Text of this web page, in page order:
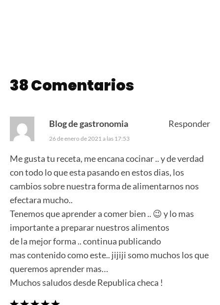
38 Comentarios
Blog de gastronomia
26 de enero de 2021 a las 17:53
Me gusta tu receta, me encana cocinar .. y de verdad
con todo lo que esta pasando en estos dias, los
cambios sobre nuestra forma de alimentarnos nos
efectara mucho..
Tenemos que aprender a comer bien .. 😉 y lo mas
importante a preparar nuestros alimentos
de la mejor forma .. continua publicando
mas contenido como este.. jijiji somo muchos los que
queremos aprender mas…
Muchos saludos desde Republica checa !
Responder